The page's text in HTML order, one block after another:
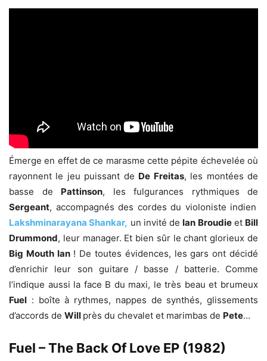
Émerge en effet de ce marasme cette pépite échevelée où
rayonnent le jeu puissant de De Freitas, les montées de
basse de Pattinson, les fulgurances rythmiques de
Sergeant, accompagnés des cordes du violoniste indien
Lakshminarayana Shankar, un invité de Ian Broudieet Bill
Drummond, leur manager. Et bien sûr le chant glorieux de
Big Mouth Ian! De toutes évidences, les gars ont décidé
d’enrichir leur son guitare / basse / batterie. Comme
l’indique aussi la face B du maxi, le très beau et brumeux
Fuel : boîte à rythmes, nappes de synthés, glissements
d’accords de Will près du chevalet et marimbas de Pete…
Fuel – The Back Of Love EP (1982)